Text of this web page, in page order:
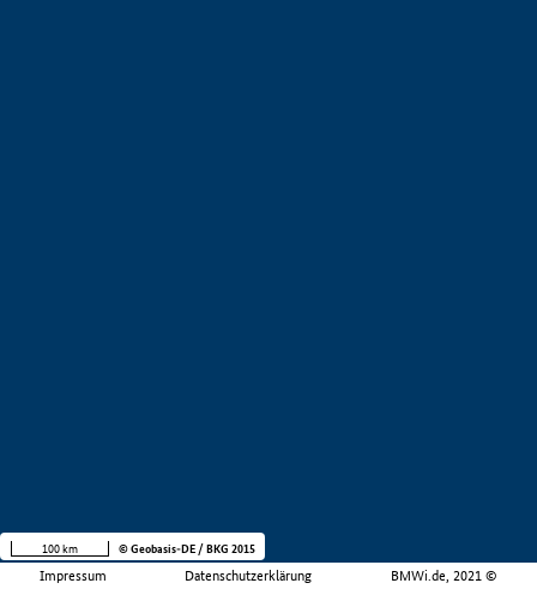
Impressum Datenschutzerklärung BMWi.de, 2021 ©
100 km © Geobasis-DE / BKG 2015